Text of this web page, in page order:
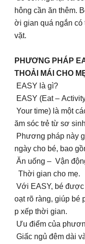
hông cần ăn thêm.
ời gian quá ngắn có
vặt.
PHƯƠNG PHÁP
THOẢI MÁI CHO
EASY là gì?
EASY (Eat –
Your time) là một
ăm sóc trẻ từ sơ
Phương pháp này
ngày cho bé, bao
Ăn uống – Vận
Thời gian cho mẹ.
Với EASY, bé được
oạt rõ ràng, giúp bé
p xếp thời gian.
Ưu điểm của
Giấc ngủ đêm dài